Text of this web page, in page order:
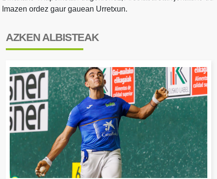
Imazen ordez gaur gauean Urretxun.
AZKEN ALBISTEAK